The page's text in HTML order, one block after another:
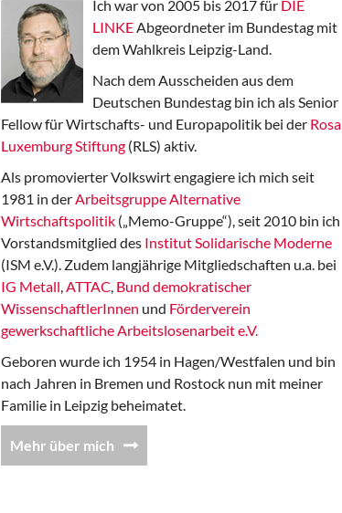
Ich war von 2005 bis 2017 für DIE
LINKEAbgeordneter im Bundestag mit
dem Wahlkreis Leipzig-Land.
Nach dem Ausscheiden aus dem
Deutschen Bundestag bin ich als Senior
Fellow für Wirtschafts- und Europapolitik bei der Rosa
Luxemburg Stiftung (RLS) aktiv.
Als promovierter Volkswirt engagiere ich mich seit
1981 in derArbeitsgruppe Alternative
Wirtschaftspolitik („Memo-Gruppe“), seit 2010 bin ich
Vorstandsmitglied des Institut Solidarische Moderne
(ISM e.V.). Zudem langjährige Mitgliedschaften u.a. bei
IG Metall,ATTAC, Bund demokratischer
WissenschaftlerInnen und Förderverein
gewerkschaftliche Arbeitslosenarbeit e.V.
Geboren wurde ich 1954 in Hagen/Westfalen und bin
nach Jahren in Bremen und Rostock nun mit meiner
Familie in Leipzig beheimatet.
Mehr über mich